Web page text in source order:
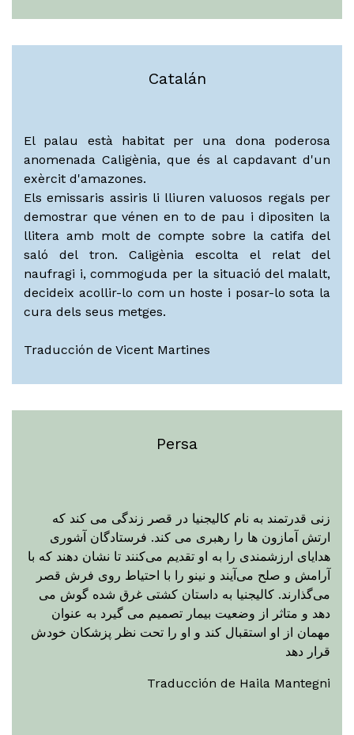
Catalán
El palau està habitat per una dona poderosa
anomenada Caligènia, que és al capdavant d'un
exèrcit d'amazones.
Els emissaris assiris li lliuren valuosos regals per
demostrar que vénen en to de pau i dipositen la
llitera amb molt de compte sobre la catifa del
saló del tron. Caligènia escolta el relat del
naufragi i, commoguda per la situació del malalt,
decideix acollir-lo com un hoste i posar-lo sota la
cura dels seus metges.
Traducción de Vicent Martines
Persa
زنی قدرتمند به نام کالیجنیا در قصر زندگی می کند که
ارتش آمازون ها را رهبری می کند. فرستادگان آشوری
هدایای ارزشمندی را به او تقدیم می‌کنند تا نشان دهند که با
آرامش و صلح می‌آیند و نینو را با احتیاط روی فرش قصر
می‌گذارند. کالیجنیا به داستان کشتی غرق شده گوش می
دهد و متاثر از وضعیت بیمار تصمیم می گیرد به عنوان
مهمان از او استقبال کند و او را تحت نظر پزشکان خودش
قرار دهد
Traducción de Haila Mantegni